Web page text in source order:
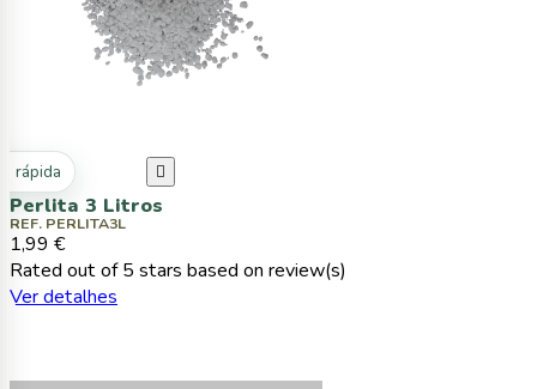
rápida 
Perlita 3 Litros
REF. PERLITA3L
1,99 €
Rated out of 5 stars based on review(s)
Ver detalhes